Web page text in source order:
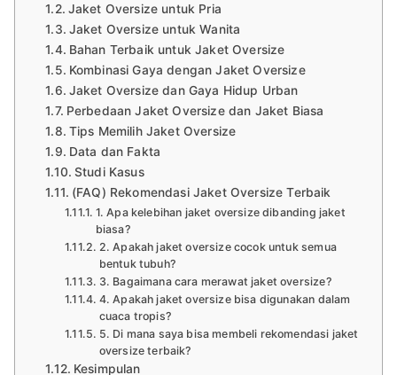
Jaket Oversize untuk Pria
Jaket Oversize untuk Wanita
Bahan Terbaik untuk Jaket Oversize
Kombinasi Gaya dengan Jaket Oversize
Jaket Oversize dan Gaya Hidup Urban
Perbedaan Jaket Oversize dan Jaket Biasa
Tips Memilih Jaket Oversize
Data dan Fakta
Studi Kasus
(FAQ) Rekomendasi Jaket Oversize Terbaik
1. Apa kelebihan jaket oversize dibanding jaket
biasa?
2. Apakah jaket oversize cocok untuk semua
bentuk tubuh?
3. Bagaimana cara merawat jaket oversize?
4. Apakah jaket oversize bisa digunakan dalam
cuaca tropis?
5. Di mana saya bisa membeli rekomendasi jaket
oversize terbaik?
Kesimpulan